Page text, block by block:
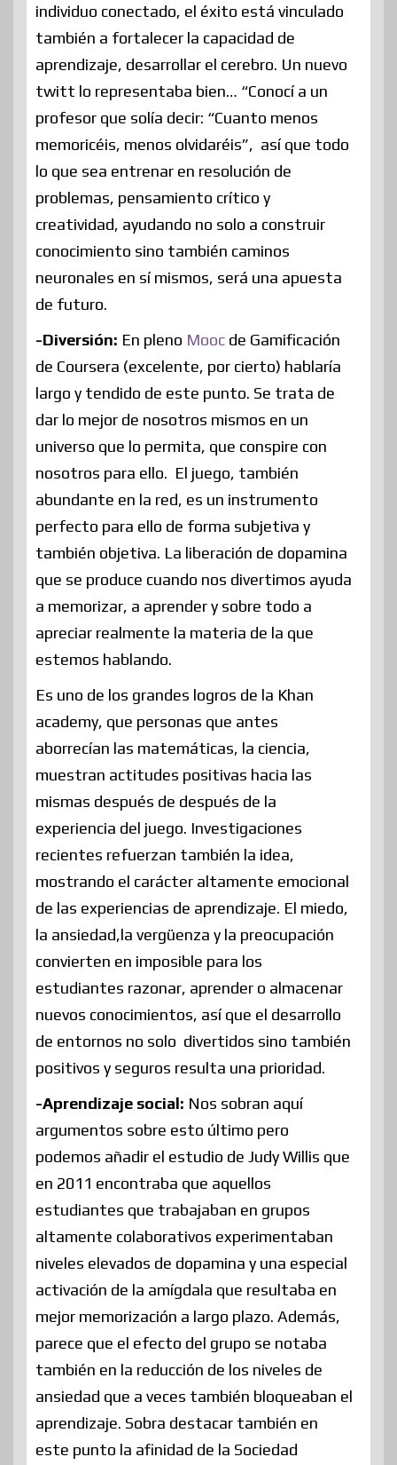
individuo conectado, el éxito está vinculado
también a fortalecer la capacidad de
aprendizaje, desarrollar el cerebro. Un nuevo
twitt lo representaba bien… “Conocí a un
profesor que solía decir: “Cuanto menos
memoricéis, menos olvidaréis”, así que todo
lo que sea entrenar en resolución de
problemas, pensamiento crítico y
creatividad, ayudando no solo a construir
conocimiento sino también caminos
neuronales en sí mismos, será una apuesta
de futuro.
-Diversión: En pleno Mooc de Gamificación
de Coursera (excelente, por cierto) hablaría
largo y tendido de este punto. Se trata de
dar lo mejor de nosotros mismos en un
universo que lo permita, que conspire con
nosotros para ello. El juego, también
abundante en la red, es un instrumento
perfecto para ello de forma subjetiva y
también objetiva. La liberación de dopamina
que se produce cuando nos divertimos ayuda
a memorizar, a aprender y sobre todo a
apreciar realmente la materia de la que
estemos hablando.
Es uno de los grandes logros de la Khan
academy, que personas que antes
aborrecían las matemáticas, la ciencia,
muestran actitudes positivas hacia las
mismas después de después de la
experiencia del juego. Investigaciones
recientes refuerzan también la idea,
mostrando el carácter altamente emocional
de las experiencias de aprendizaje. El miedo,
la ansiedad,la vergüenza y la preocupación
convierten en imposible para los
estudiantes razonar, aprender o almacenar
nuevos conocimientos, así que el desarrollo
de entornos no solo divertidos sino también
positivos y seguros resulta una prioridad.
-Aprendizaje social: Nos sobran aquí
argumentos sobre esto último pero
podemos añadir el estudio de Judy Willis que
en 2011 encontraba que aquellos
estudiantes que trabajaban en grupos
altamente colaborativos experimentaban
niveles elevados de dopamina y una especial
activación de la amígdala que resultaba en
mejor memorización a largo plazo. Además,
parece que el efecto del grupo se notaba
también en la reducción de los niveles de
ansiedad que a veces también bloqueaban el
aprendizaje. Sobra destacar también en
este punto la afinidad de la Sociedad